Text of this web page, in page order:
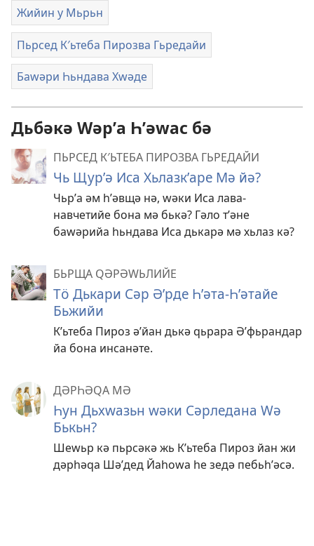
Жийин у Мьрьн
Пьрсед К′ьтеба Пирозва Гьредайи
Баԝәри Һьндава Хԝәде
Дьбәкә Wәрʹа Һʹәwас бә
ПЬРСЕД К′ЬТЕБА ПИРОЗВА ГЬРЕДАЙИ
Чь Щурʹә Иса Хьлазкʹаре Мә йә?
Чьрʹа әм һʹәвщә нә, ԝәки Иса лава-
навчетийе бона мә бькә? Гәло тʹәне
баԝәрийа һьндава Иса дькарә мә хьлаз кә?
БЬРЩА QӘРӘWЬЛИЙЕ
Тö Дькари Сәр Әʹрде Һʹәта-Һʹәтайе
Бьжийи
Кʹьтеба Пироз әʹйан дькә qьрара Әʹфьрандар
йа бона инсанәте.
ДӘРҺӘԚА МӘ
Һун Дьхԝазьн ԝәки Сәрледана Ԝә
Бькьн?
Шеԝьр кә пьрсәкә жь Кʹьтеба Пироз йан жи
дәрһәԛа Шәʹдед Йаһоԝа һе зедә пебьһʹәсә.